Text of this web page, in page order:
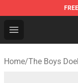
FREE
Open menu
The Boys
Home/The Boys